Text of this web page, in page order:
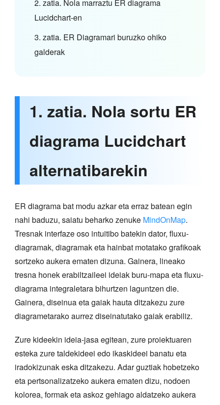
2. zatia. Nola marraztu ER diagrama
Lucidchart-en
3. zatia. ER Diagramari buruzko ohiko
galderak
1. zatia. Nola sortu ER
diagrama Lucidchart
alternatibarekin
ER diagrama bat modu azkar eta erraz batean egin
nahi baduzu, saiatu beharko zenuke MindOnMap.
Tresnak interfaze oso intuitibo batekin dator, fluxu-
diagramak, diagramak eta hainbat motatako grafikoak
sortzeko aukera ematen dizuna. Gainera, lineako
tresna honek erabiltzaileei ideiak buru-mapa eta fluxu-
diagrama integraletara bihurtzen laguntzen die.
Gainera, diseinua eta gaiak hauta ditzakezu zure
diagrametarako aurrez diseinatutako gaiak erabiliz.
Zure kideekin ideia-jasa egitean, zure proiektuaren
esteka zure taldekideei edo ikaskideei banatu eta
iradokizunak eska ditzakezu. Adar guztiak hobetzeko
eta pertsonalizatzeko aukera ematen dizu, nodoen
kolorea, formak eta askoz gehiago aldatzeko aukera